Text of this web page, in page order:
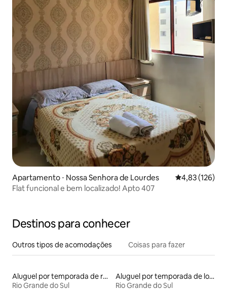
Apartamento ⋅ Nossa Senhora de Lourdes 4,83 de uma
4,83 (126)
Flat funcional e bem localizado! Apto 407
Destinos para conhecer
Outros tipos de acomodações Coisas para fazer
Aluguel por temporada de ranchos
Rio Grande do Sul
Aluguel por temporada de lofts
Rio Grande do Sul